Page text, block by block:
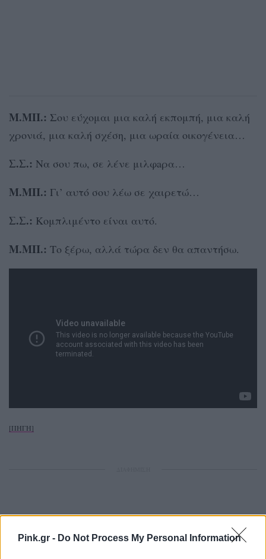
Pink.gr - Do Not Process My Personal Information
Μ.ΜΠ.: Σου εύχομαι μια καλή εκπομπή, μια καλή
χρονιά, μια καλή σχέση, μια ωραία οικογένεια…
Σ.Σ.: Να σου πω, σε λένε μιλφaρα…
Μ.ΜΠ.: Γι’ αυτό σου λέω σε χαιρετώ…
Σ.Σ.: Κομπλιμέντο είναι αυτό.
Μ.ΜΠ.: Το ξέρω, αλλά τώρα δεν θα απαντήσω.
[ΠΗΓΗ]